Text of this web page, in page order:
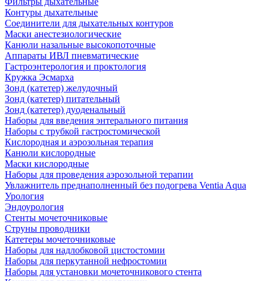
Контуры дыхательные
Соединители для дыхательных контуров
Маски анестезиологические
Канюли назальные высокопоточные
Аппараты ИВЛ пневматические
Гастроэнтерология и проктология
Кружка Эсмарха
Зонд (катетер) желудочный
Зонд (катетер) питательный
Зонд (катетер) дуоденальный
Наборы для введения энтерального питания
Наборы с трубкой гастростомической
Кислородная и аэрозольная терапия
Канюли кислородные
Маски кислородные
Наборы для проведения аэрозольной терапии
Увлажнитель преднаполненный без подогрева Ventia Aqua
Урология
Эндоурология
Стенты мочеточниковые
Струны проводники
Катетеры мочеточниковые
Наборы для надлобковой цистостомии
Наборы для перкутанной нефростомии
Наборы для установки мочеточникового стента